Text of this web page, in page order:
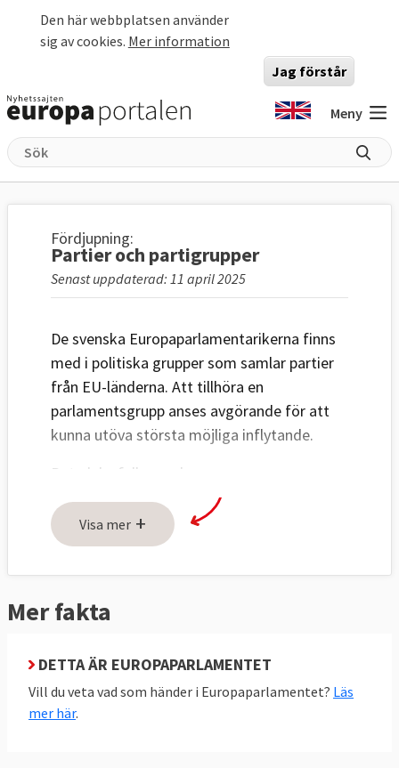
Den här webbplatsen använder
sig av cookies. Mer information
Jag förstår
Meny
Fördjupning:
Partier och partigrupper
Senast uppdaterad: 11 april 2025
De svenska Europaparlamentarikerna finns
med i politiska grupper som samlar partier
från EU-länderna. Att tillhöra en
parlamentsgrupp anses avgörande för att
kunna utöva största möjliga inflytande.
Betydelsefulla uppdrag, som
utskottsordförande eller rapportör
(föredragande) för en viktig fråga, fördelas
efter partigruppernas storlek. De större
bidrag av parlamentet efter storlek.
När Europaparlamentet ska fatta beslut
grupperna. Även om grupperna samordnar
Visa mer +
Mer fakta
DETTA ÄR EUROPAPARLAMENTET
Vill du veta vad som händer i Europaparlamentet? Läs
mer här.